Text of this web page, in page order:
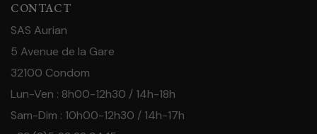
CONTACT
SAS Aurian
5 Avenue de la Gare
32100 Condom
Lun-Ven : 8h00-12h30 / 14h-18h
Sam-Dim : 10h00-12h30 / 14h-17h